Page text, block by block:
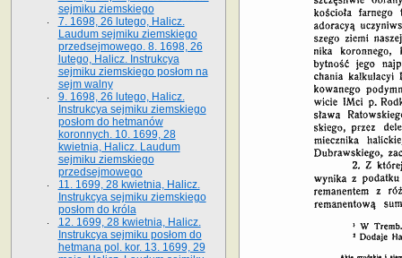
sejmiku ziemskiego
7. 1698, 26 lutego, Halicz.
Laudum sejmiku ziemskiego
przedsejmowego. 8. 1698, 26
lutego, Halicz. Instrukcya
sejmiku ziemskiego posłom na
sejm walny
9. 1698, 26 lutego, Halicz.
Instrukcya sejmiku ziemskiego
posłom do hetmanów
koronnych. 10. 1699, 28
kwietnia, Halicz. Laudum
sejmiku ziemskiego
przedsejmowego
11. 1699, 28 kwietnia, Halicz.
Instrukcya sejmiku ziemskiego
posłom do króla
12. 1699, 28 kwietnia, Halicz.
Instrukcya sejmiku posłom do
hetmana pol. kor. 13. 1699, 29